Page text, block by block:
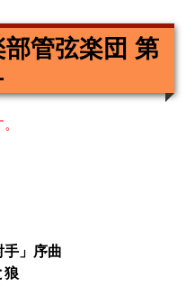
管弦楽団 第
」序曲
狼